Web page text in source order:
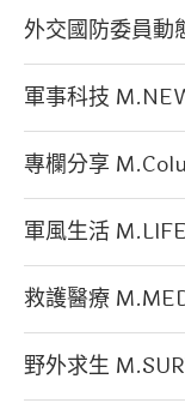
外交國防委員動
軍事科技
專欄分享
軍風生活 M.LIFE
救護醫療
野外求生